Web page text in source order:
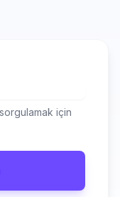
sorgulamak için